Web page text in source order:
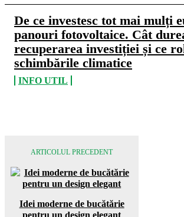
De ce investesc tot mai mulți
panouri fotovoltaice. Cât
recuperarea investiției și ce
schimbările climatice
INFO UTIL
ARTICOLUL PRECEDENT
Idei moderne de bucătărie
pentru un design elegant